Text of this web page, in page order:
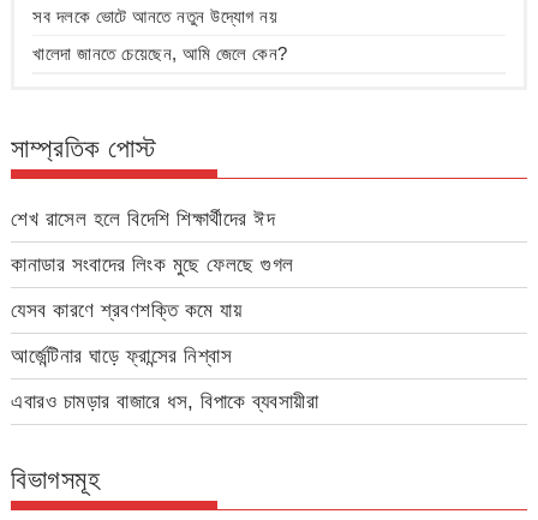
সব দলকে ভোটে আনতে নতুন উদ্যোগ নয়
খালেদা জানতে চেয়েছেন, আমি জেলে কেন?
সাম্প্রতিক পোস্ট
শেখ রাসেল হলে বিদেশি শিক্ষার্থীদের ঈদ
কানাডার সংবাদের লিংক মুছে ফেলছে গুগল
যেসব কারণে শ্রবণশক্তি কমে যায়
আর্জেন্টিনার ঘাড়ে ফ্রান্সের নিশ্বাস
এবারও চামড়ার বাজারে ধস, বিপাকে ব্যবসায়ীরা
বিভাগসমূহ